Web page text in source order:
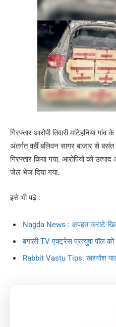
गिरफ्तार आरोपी तिवारी मटिहनिया
अंतर्गत वहीं बलिवन सागर बाजार से
गिरफ्तार किया गया. आरोपियों को
जेल भेज दिया गया.
इसे भी पढ़े :
Nagda News : अपहत कराटे
बंगाली TV एक्‍ट्रेस प्रत्युषा पॉल
Rabbit Vastu Tips: खरगोश